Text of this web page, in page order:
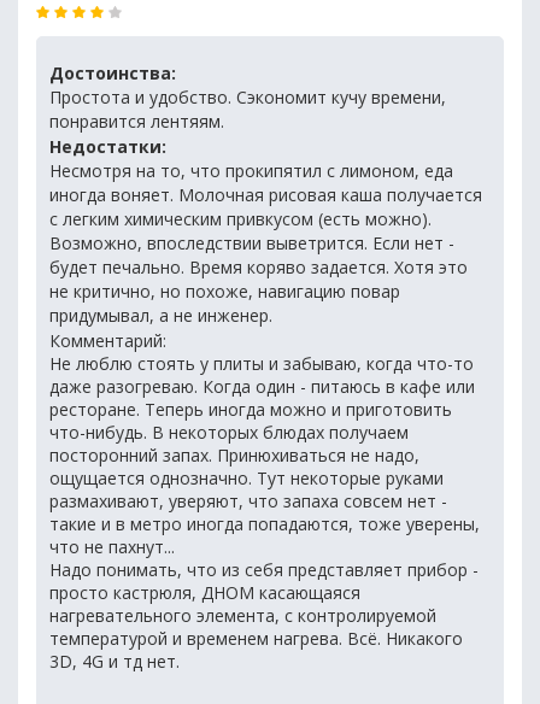
Достоинства:
Простота и удобство. Сэкономит кучу времени,
понравится лентяям.
Недостатки:
Несмотря на то, что прокипятил с лимоном, еда
иногда воняет. Молочная рисовая каша получается
с легким химическим привкусом (есть можно).
Возможно, впоследствии выветрится. Если нет -
будет печально. Время коряво задается. Хотя это
не критично, но похоже, навигацию повар
придумывал, а не инженер.
Комментарий:
Не люблю стоять у плиты и забываю, когда что-то
даже разогреваю. Когда один - питаюсь в кафе или
ресторане. Теперь иногда можно и приготовить
что-нибудь. В некоторых блюдах получаем
посторонний запах. Принюхиваться не надо,
ощущается однозначно. Тут некоторые руками
размахивают, уверяют, что запаха совсем нет -
такие и в метро иногда попадаются, тоже уверены,
что не пахнут...
Надо понимать, что из себя представляет прибор -
просто кастрюля, ДНОМ касающаяся
нагревательного элемента, с контролируемой
температурой и временем нагрева. Всё. Никакого
3D, 4G и тд нет.